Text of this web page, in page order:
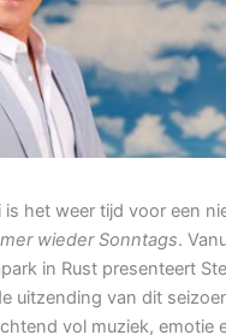
is het weer tijd voor een
wieder Sonntags.
in Rust presenteert
uitzending van dit
vol muziek, emotie